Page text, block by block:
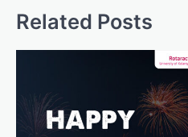
Related Posts